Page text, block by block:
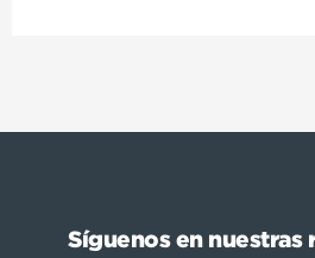
Síguenos en nuestras